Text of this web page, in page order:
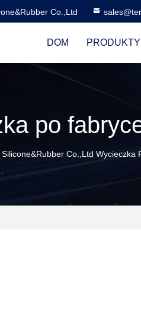
Co.,Ltd
DOM PRODUKTY
po
Co.,Ltd Wycieczka